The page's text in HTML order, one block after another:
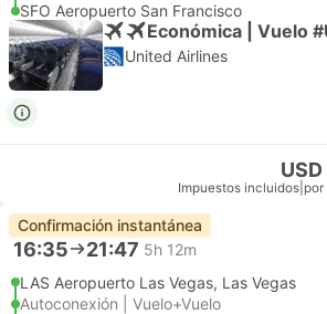
SFO Aeropuerto San Francisco
Económica | Vuelo
United Airlines
Impuestos incluidos
Confirmación instantánea
16:35 21:47 5h 12m
LAS Aeropuerto Las Vegas, Las Vegas
Autoconexión | Vuelo+Vuelo